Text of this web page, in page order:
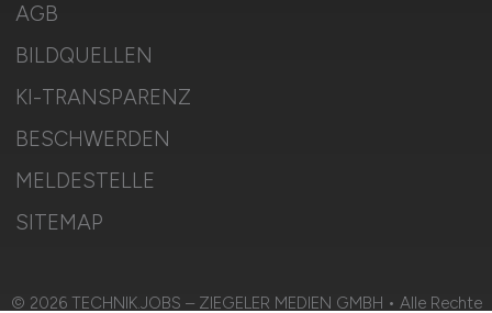
AGB
BILDQUELLEN
KI-TRANSPARENZ
BESCHWERDEN
MELDESTELLE
SITEMAP
© 2026 TECHNIK.JOBS – ZIEGELER MEDIEN GMBH • Alle Rechte